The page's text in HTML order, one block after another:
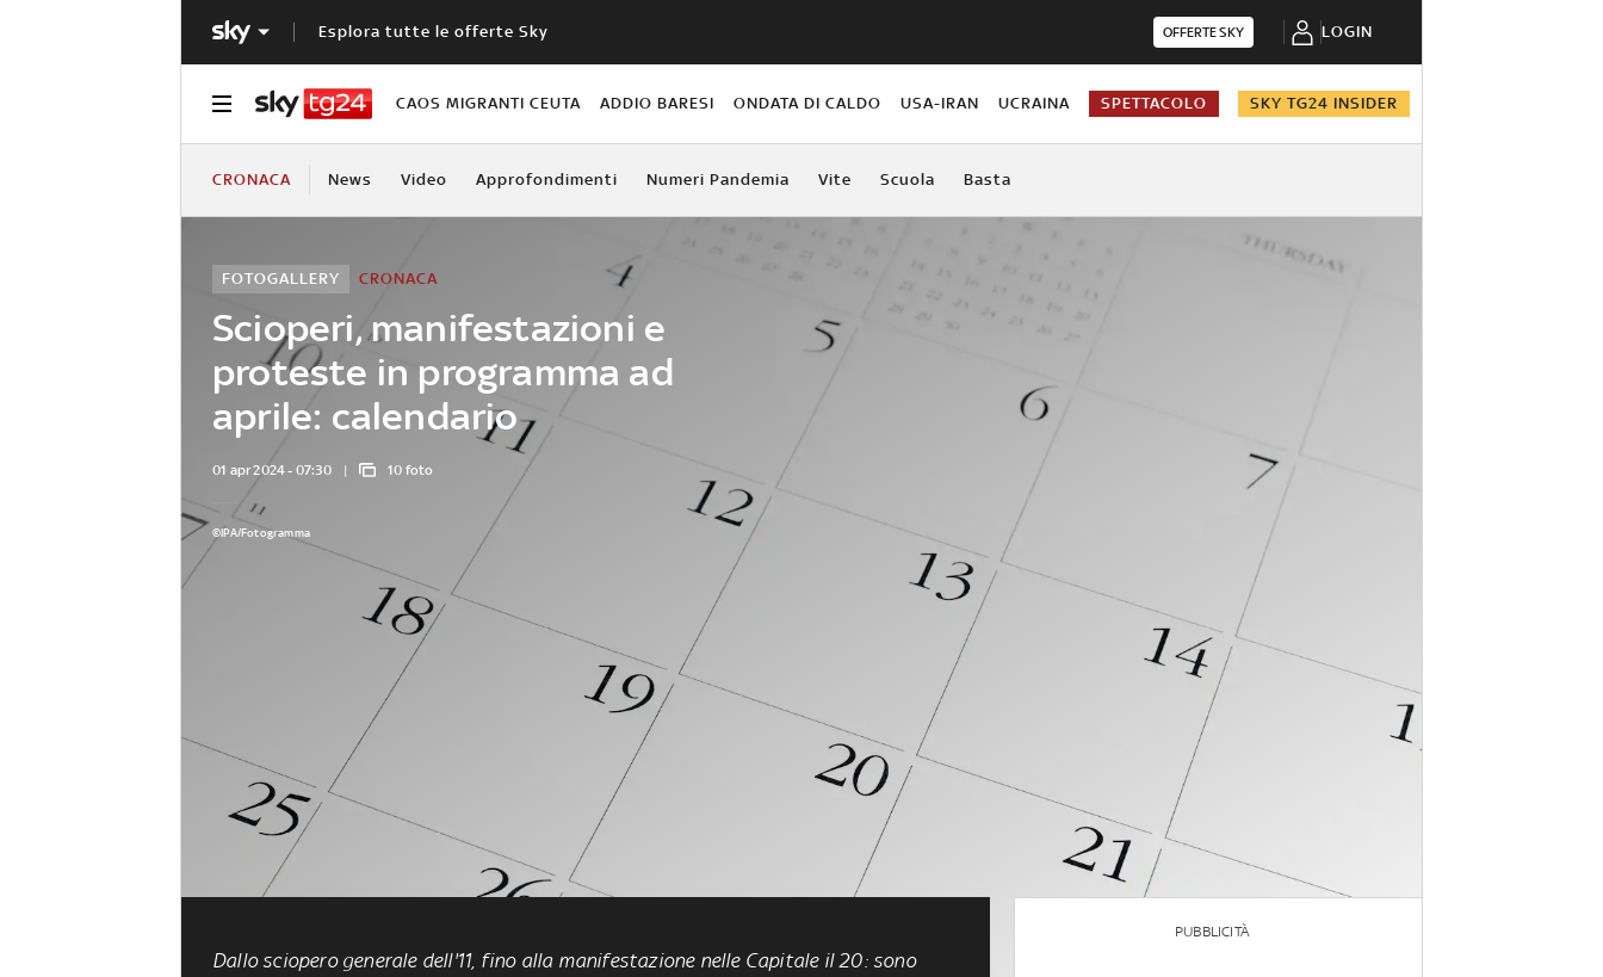
Esplora tutte le offerte Sky OFFERTE SKY LOGIN
CAOS MIGRANTI CEUTA ADDIO BARESI ONDATA DI CALDO USA-IRAN UCRAINA SPETTACOLO SKY TG24 INSIDER
CRONACA News Video Approfondimenti Numeri Pandemia Vite Scuola Basta
Scioperi, manifestazioni e
proteste in programma ad
aprile: calendario
CRONACA
FOTOGALLERY
01 apr 2024 - 07:30 10 foto
©IPA/Fotogramma
Dallo sciopero generale dell'11, fino alla manifestazione nelle Capitale il 20: sono
PUBBLICITÀ